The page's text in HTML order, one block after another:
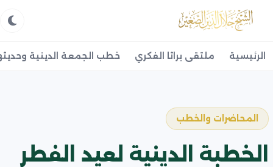
الرئيسية ملتقى براثا الفكري خطب الجمعة الدينية
المحاضرات والخطب
الخطبة الدينية لعيد الفطر